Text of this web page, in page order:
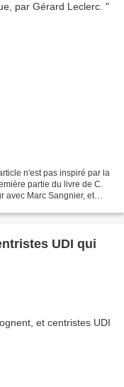
n'est pas inspiré par la
partie du livre de C.
avec Marc Sangnier, et
UDI qui